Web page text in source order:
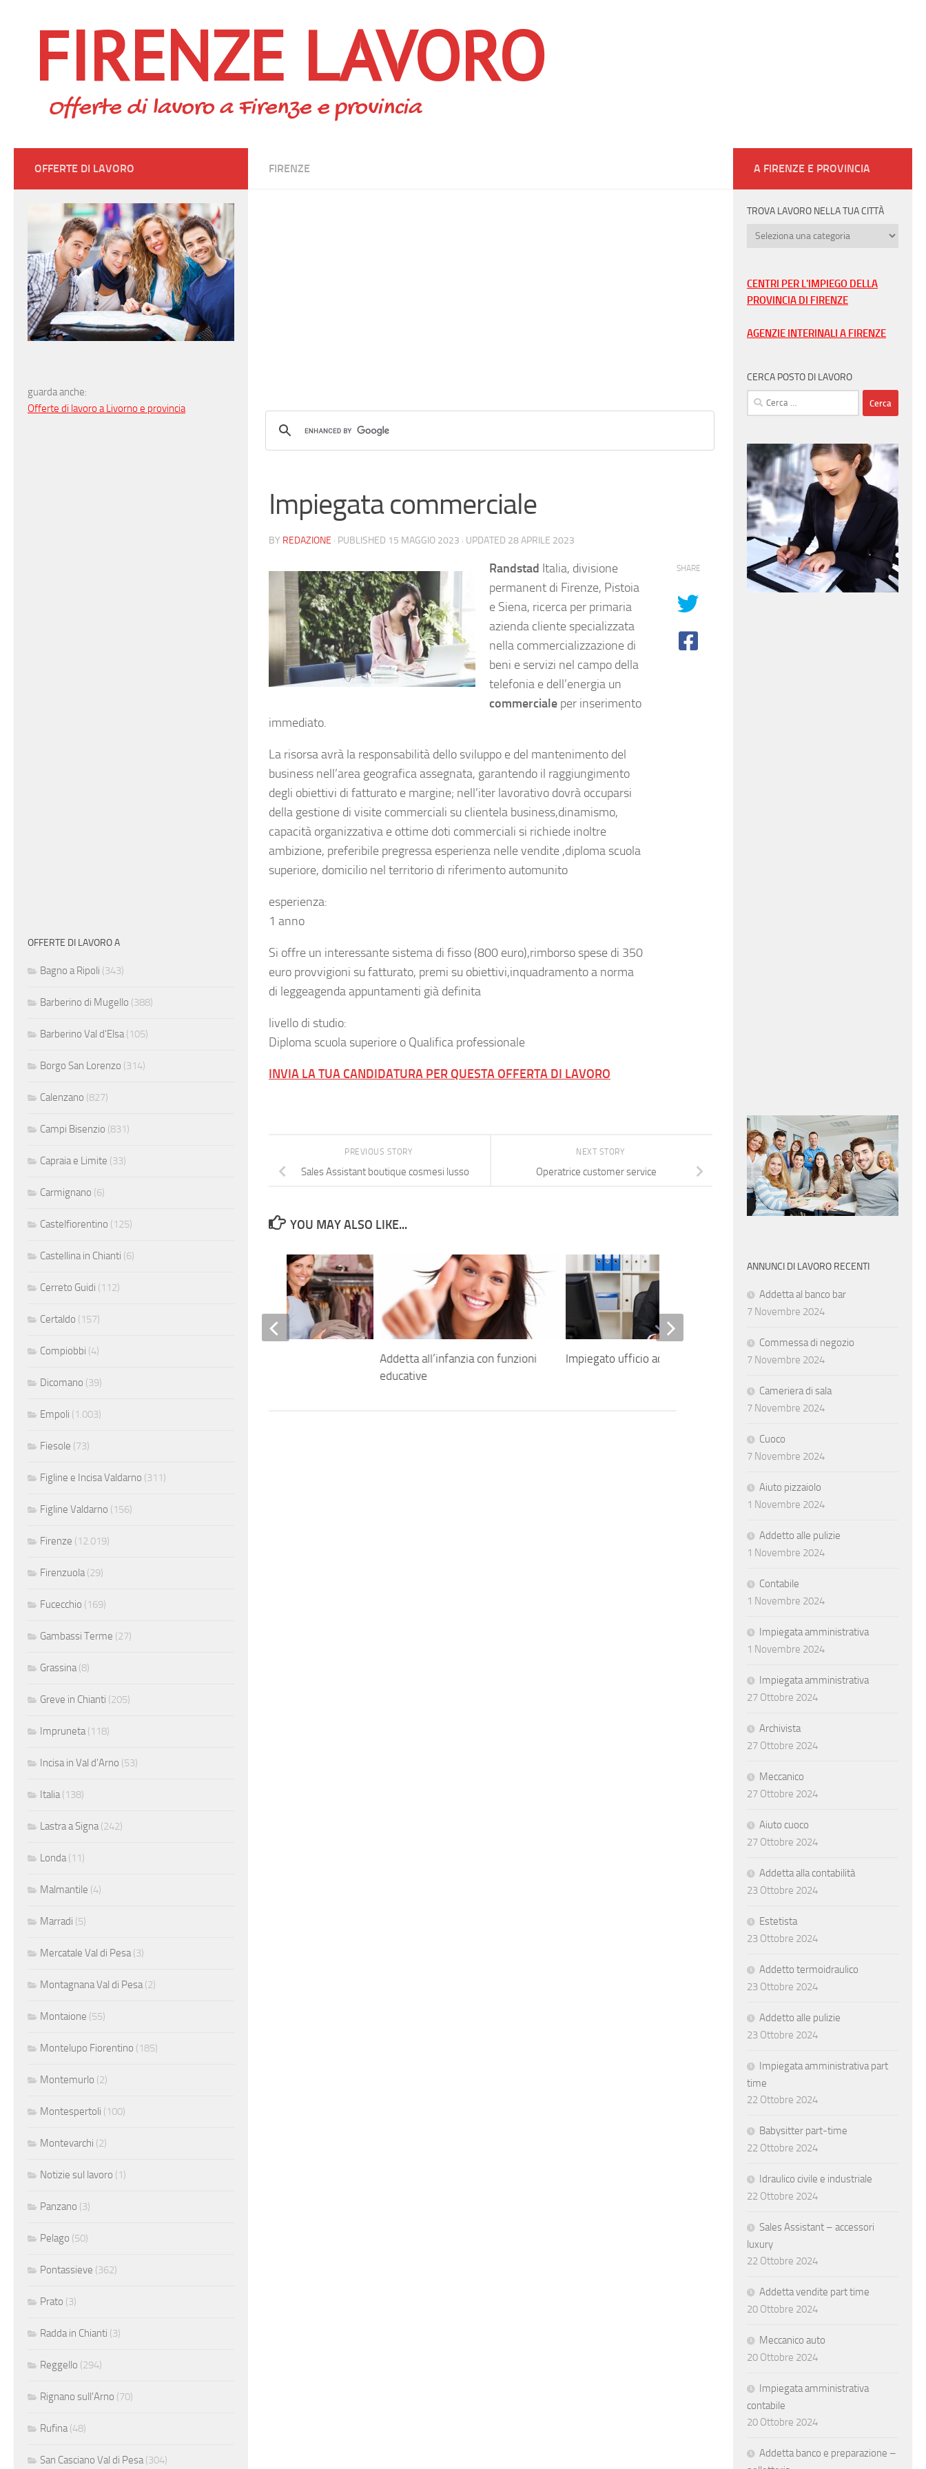
FIRENZE LAVORO
Offerte di lavoro a Firenze e provincia
FIRENZE
Impiegata commerciale
BY REDAZIONE · PUBLISHED 15 MAGGIO 2023 · UPDATED 28 APRILE 2023
Randstad Italia, divisione
permanent di Firenze, Pistoia
e Siena, ricerca per primaria
azienda cliente specializzata
nella commercializzazione di
beni e servizi nel campo della
telefonia e dell’energia un
commerciale per inserimento
immediato.
La risorsa avrà la responsabilità dello sviluppo e del mantenimento del
business nell’area geografica assegnata, garantendo il raggiungimento
degli obiettivi di fatturato e margine; nell’iter lavorativo dovrà occuparsi
della gestione di visite commerciali su clientela business,dinamismo,
capacità organizzativa e ottime doti commerciali si richiede inoltre
ambizione, preferibile pregressa esperienza nelle vendite ,diploma scuola
superiore, domicilio nel territorio di riferimento automunito
esperienza:
1 anno
Si offre un interessante sistema di fisso (800 euro),rimborso spese di 350
euro provvigioni su fatturato, premi su obiettivi,inquadramento a norma
di leggeagenda appuntamenti già definita
livello di studio:
Diploma scuola superiore o Qualifica professionale
INVIA LA TUA CANDIDATURA PER QUESTA OFFERTA DI LAVORO
SHARE
NEXT STORY
Operatrice customer service
PREVIOUS STORY
Sales Assistant boutique cosmesi lusso
YOU MAY ALSO LIKE...
Addetta all’infanzia con funzioni
educative
Impiegato ufficio acquisti Cuoco di ristorante
OFFERTE DI LAVORO
guarda anche:
Offerte di lavoro a Livorno e provincia
OFFERTE DI LAVORO A
Bagno a Ripoli (343)
Barberino di Mugello (388)
Barberino Val d'Elsa(105)
Borgo San Lorenzo (314)
Calenzano (827)
Campi Bisenzio (831)
Capraia e Limite (33)
Carmignano (6)
Castelfiorentino (125)
Castellina in Chianti (6)
Cerreto Guidi (112)
Certaldo (157)
Compiobbi (4)
Dicomano (39)
Empoli (1.003)
Fiesole (73)
Figline e Incisa Valdarno (311)
Figline Valdarno (156)
Firenze (12.019)
Firenzuola(29)
Fucecchio (169)
Gambassi Terme (27)
Grassina(8)
Greve in Chianti (205)
Impruneta(118)
Incisa in Val d'Arno (53)
Italia(138)
Lastra a Signa(242)
Londa(11)
Malmantile (4)
Marradi (5)
Mercatale Val di Pesa(3)
Montagnana Val di Pesa(2)
Montaione (55)
Montelupo Fiorentino (185)
Montemurlo (2)
Montespertoli (100)
Montevarchi (2)
Notizie sul lavoro (1)
Panzano (3)
Pelago (50)
Pontassieve (362)
Prato (3)
Radda in Chianti (3)
Reggello (294)
Rignano sull'Arno (70)
Rufina(48)
San Casciano Val di Pesa(304)
A FIRENZE E PROVINCIA
TROVA LAVORO NELLA TUA CITTÀ
Trova
tua
città
CENTRI PER L'IMPIEGO DELLA
PROVINCIA DI FIRENZE
AGENZIE INTERINALI A FIRENZE
CERCA POSTO DI LAVORO
Ricerca
per:
ANNUNCI DI LAVORO RECENTI
Addetta al banco bar
7 Novembre 2024
Commessa di negozio
7 Novembre 2024
Cameriera di sala
7 Novembre 2024
Cuoco
7 Novembre 2024
Aiuto pizzaiolo
1 Novembre 2024
Addetto alle pulizie
1 Novembre 2024
Contabile
1 Novembre 2024
Impiegata amministrativa
1 Novembre 2024
Impiegata amministrativa
27 Ottobre 2024
Archivista
27 Ottobre 2024
Meccanico
27 Ottobre 2024
Aiuto cuoco
27 Ottobre 2024
Addetta alla contabilità
23 Ottobre 2024
Estetista
23 Ottobre 2024
Addetto termoidraulico
23 Ottobre 2024
Addetto alle pulizie
23 Ottobre 2024
Impiegata amministrativa part
time
22 Ottobre 2024
Babysitter part-time
22 Ottobre 2024
Idraulico civile e industriale
22 Ottobre 2024
Sales Assistant – accessori
luxury
22 Ottobre 2024
Addetta vendite part time
20 Ottobre 2024
Meccanico auto
20 Ottobre 2024
Impiegata amministrativa
contabile
20 Ottobre 2024
Addetta banco e preparazione –